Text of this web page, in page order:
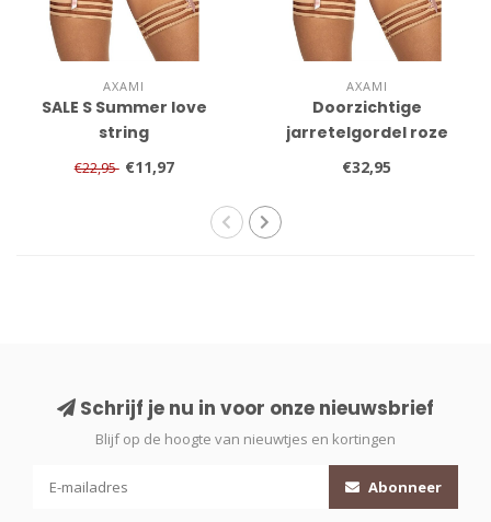
AXAMI
SALE S Summer love
string
€22,95 €11,97
AXAMI
Doorzichtige
jarretelgordel roze
met goud
€32,95
Schrijf je nu in voor onze nieuwsbrief
Blijf op de hoogte van nieuwtjes en kortingen
Abonneer